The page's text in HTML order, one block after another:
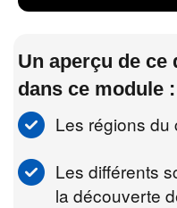
Un aperçu de ce
dans ce module :
Les régions
Les différents
la découverte